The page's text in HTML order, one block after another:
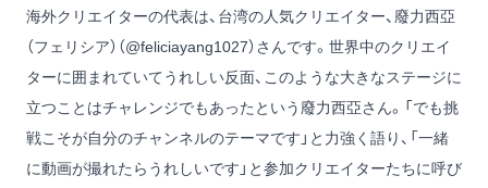
海外クリエイターの代表は、台湾の人気クリエイター、廢力西亞
（フェリシア）（@feliciayang1027）さんです。世界中のクリエイ
ターに囲まれていてうれしい反面、このような大きなステージに
立つことはチャレンジでもあったという廢力西亞さん。「でも挑
戦こそが自分のチャンネルのテーマです」と力強く語り、「一緒
に動画が撮れたらうれしいです」と参加クリエイターたちに呼び